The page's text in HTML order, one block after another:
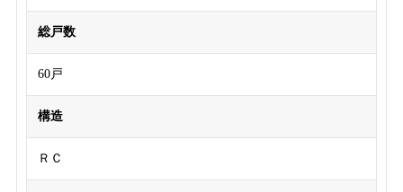
総戸数
60戸
構造
ＲＣ